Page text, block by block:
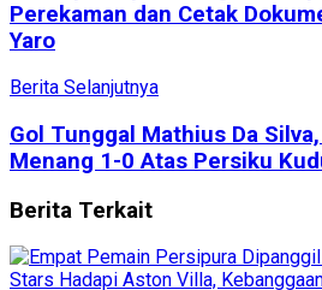
Perekaman dan Cetak
Yaro
Berita Selanjutnya
Gol Tunggal Mathius Da
Menang 1-0 Atas Persiku
Berita Terkait